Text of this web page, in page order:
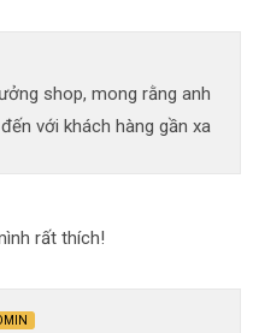
shop, mong rằng anh
với khách hàng gần xa
rất thích!